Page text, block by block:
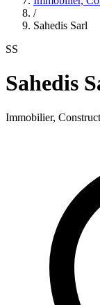
/
Sahedis Sarl
SS
Sahedis
Immobilier,